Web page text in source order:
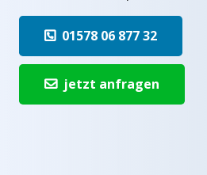
01578 06 877 32
jetzt anfragen